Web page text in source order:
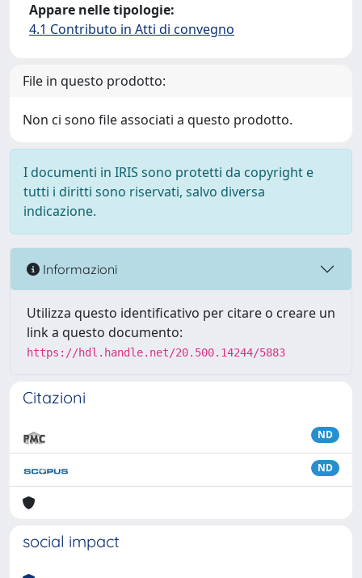
Appare nelle tipologie:
4.1 Contributo in Atti di convegno
File in questo prodotto:
Non ci sono file associati a questo prodotto.
I documenti in IRIS sono protetti da copyright e
tutti i diritti sono riservati, salvo diversa
indicazione.
Informazioni
Utilizza questo identificativo per citare o creare un
link a questo documento:
https://hdl.handle.net/20.500.14244/5883
Citazioni
ND
ND
social impact